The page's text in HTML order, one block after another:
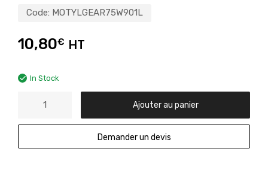
Code: MOTYLGEAR75W901L
10,80€ HT
In Stock
Ajouter au panier
Demander un devis